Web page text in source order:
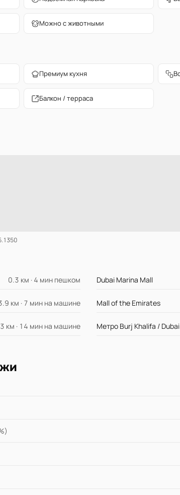
Можно с животными
Премиум кухня
Балкон / терраса
0.3 км · 4 мин пешком Dubai Marina Mall
км · 7 мин на машине Mall of the Emirates
км · 14 мин на машине Метро Burj Khalifa /